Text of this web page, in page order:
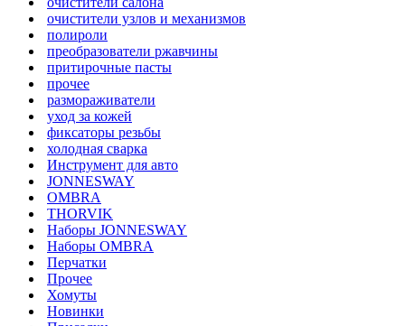
очистители узлов и механизмов
полироли
преобразователи ржавчины
притирочные пасты
прочее
размораживатели
уход за кожей
фиксаторы резьбы
холодная сварка
Инструмент для авто
JONNESWAY
OMBRA
THORVIK
Наборы JONNESWAY
Наборы OMBRA
Перчатки
Прочее
Хомуты
Новинки